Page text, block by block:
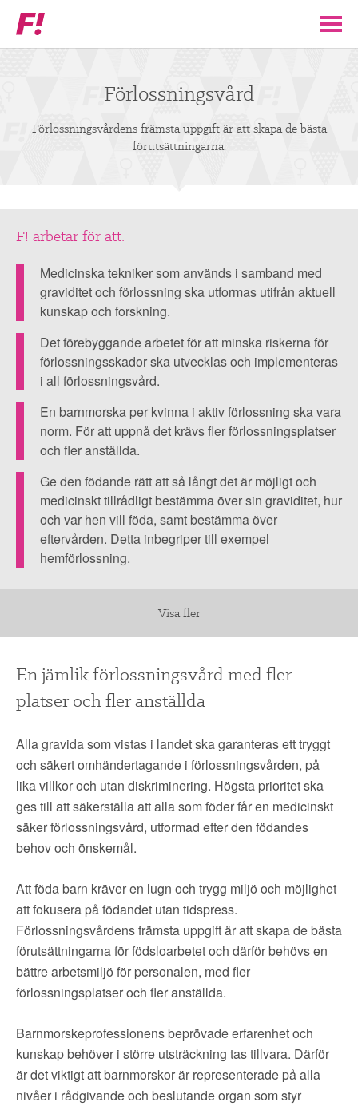
Feministiskt
initiativ
STÖD F!
ENAD RÖST
PARTILEDARE
OM FI ▼
FÖR MEDLEMMAR ▼
NYHETER
Förlossningsvård
Förlossningsvårdens främsta uppgift är att skapa de bästa
förutsättningarna.
Förlossningsvårdens
främsta
uppgift
att
skapa
bästa
förutsättningarna.
F! arbetar för att:
Medicinska tekniker som används i samband med
graviditet och förlossning ska utformas utifrån aktuell
kunskap och forskning.
Det förebyggande arbetet för att minska riskerna för
förlossningsskador ska utvecklas och implementeras
i all förlossningsvård.
En barnmorska per kvinna i aktiv förlossning ska vara
norm. För att uppnå det krävs fler förlossningsplatser
och fler anställda.
Ge den födande rätt att så långt det är möjligt och
medicinskt tillrådligt bestämma över sin graviditet, hur
och var hen vill föda, samt bestämma över
eftervården. Detta inbegriper till exempel
hemförlossning.
Visa fler
En jämlik förlossningsvård med fler
platser och fler anställda
Alla gravida som vistas i landet ska garanteras ett tryggt
och säkert omhändertagande i förlossningsvården, på
lika villkor och utan diskriminering. Högsta prioritet ska
ges till att säkerställa att alla som föder får en medicinskt
säker förlossningsvård, utformad efter den födandes
behov och önskemål.
Att föda barn kräver en lugn och trygg miljö och möjlighet
att fokusera på födandet utan tidspress.
Förlossningsvårdens främsta uppgift är att skapa de bästa
förutsättningarna för födsloarbetet och därför behövs en
bättre arbetsmiljö för personalen, med fler
förlossningsplatser och fler anställda.
Barnmorskeprofessionens beprövade erfarenhet och
kunskap behöver i större utsträckning tas tillvara. Därför
är det viktigt att barnmorskor är representerade på alla
nivåer i rådgivande och beslutande organ som styr